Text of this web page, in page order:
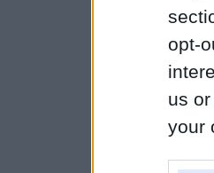
opt-
us
your